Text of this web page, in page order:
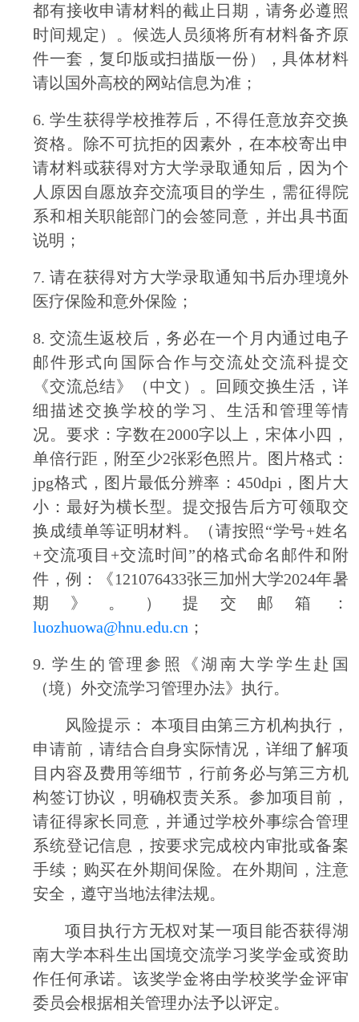
都有接收申请材料的截止日期，请务必遵照
时间规定）。候选人员须将所有材料备齐原
件一套，复印版或扫描版一份），具体材料
请以国外高校的网站信息为准；
6.学生获得学校推荐后，不得任意放弃交换
资格。除不可抗拒的因素外，在本校寄出申
请材料或获得对方大学录取通知后，因为个
人原因自愿放弃交流项目的学生，需征得院
系和相关职能部门的会签同意，并出具书面
说明；
7.请在获得对方大学录取通知书后办理境外
医疗保险和意外保险；
8.交流生返校后，务必在一个月内通过电子
邮件形式向国际合作与交流处交流科提交
《交流总结》（中文）。回顾交换生活，详
细描述交换学校的学习、生活和管理等情
况。要求：字数在2000字以上，宋体小四，
单倍行距，附至少2张彩色照片。图片格式：
jpg格式，图片最低分辨率：450dpi，图片大
小：最好为横长型。提交报告后方可领取交
换成绩单等证明材料。（请按照“学号+姓名
+交流项目+交流时间”的格式命名邮件和附
件，例：《121076433张三加州大学2024年暑
期》。）提交邮箱：
luozhuowa@hnu.edu.cn ；
9. 学生的管理参照《湖南大学学生赴国
（境）外交流学习管理办法》执行。
风险提示： 本项目由第三方机构执行，
申请前，请结合自身实际情况，详细了解项
目内容及费用等细节，行前务必与第三方机
构签订协议，明确权责关系。参加项目前，
请征得家长同意，并通过学校外事综合管理
系统登记信息，按要求完成校内审批或备案
手续；购买在外期间保险。在外期间，注意
安全，遵守当地法律法规。
项目执行方无权对某一项目能否获得湖
南大学本科生出国境交流学习奖学金或资助
作任何承诺。该奖学金将由学校奖学金评审
委员会根据相关管理办法予以评定。